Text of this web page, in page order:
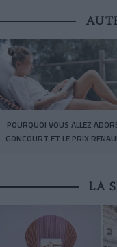
POURQUOI VOUS ALLEZ
GONCOURT ET LE PRIX
LA